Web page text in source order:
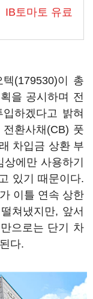
IB토마토 유료
텍(179530)이 총
을 공시하며 전
하겠다고 밝혀
환사채(CB) 풋
차입금 상환 부
에만 사용하기
있기 때문이다.
이틀 연속 상한
쳐냈지만, 앞서
으로는 단기 차
다.